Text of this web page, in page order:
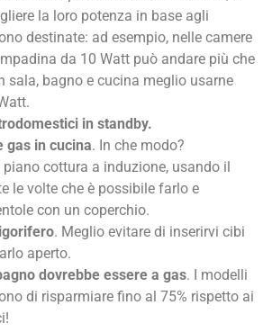
la loro potenza in base agli
destinate: ad esempio, nelle camere
da 10 Watt può andare più che
sala, bagno e cucina meglio usarne
in standby.
gas in cucina. In che modo?
cottura a induzione, usando il
le volte che è possibile farlo e
con un coperchio.
. Meglio evitare di inserirvi cibi
aperto.
dovrebbe essere a gas. I modelli
di risparmiare fino al 75% rispetto ai